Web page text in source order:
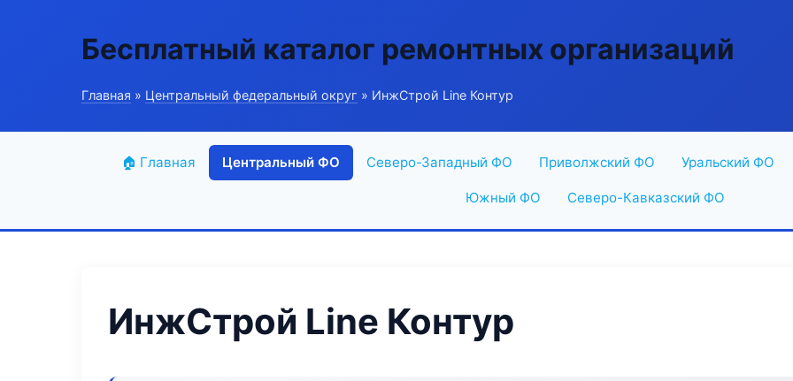
Бесплатный каталог ремонтных организаций
Главная » Центральный федеральный округ » ИнжСтрой Line Контур
🏠 Главная Центральный ФО Северо-Западный ФО Приволжский ФО Уральский ФО
Южный ФО Северо-Кавказский ФО
ИнжСтрой Line Контур